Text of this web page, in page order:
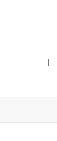
|